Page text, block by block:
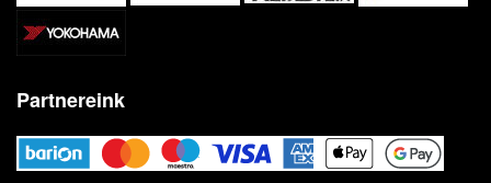
Partnereink